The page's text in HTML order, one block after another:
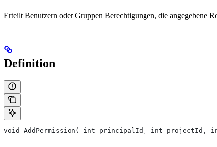
Erteilt Benutzern oder Gruppen Berechtigungen, die angegebene
Definition
void AddPermission( int principalId, int projectId,